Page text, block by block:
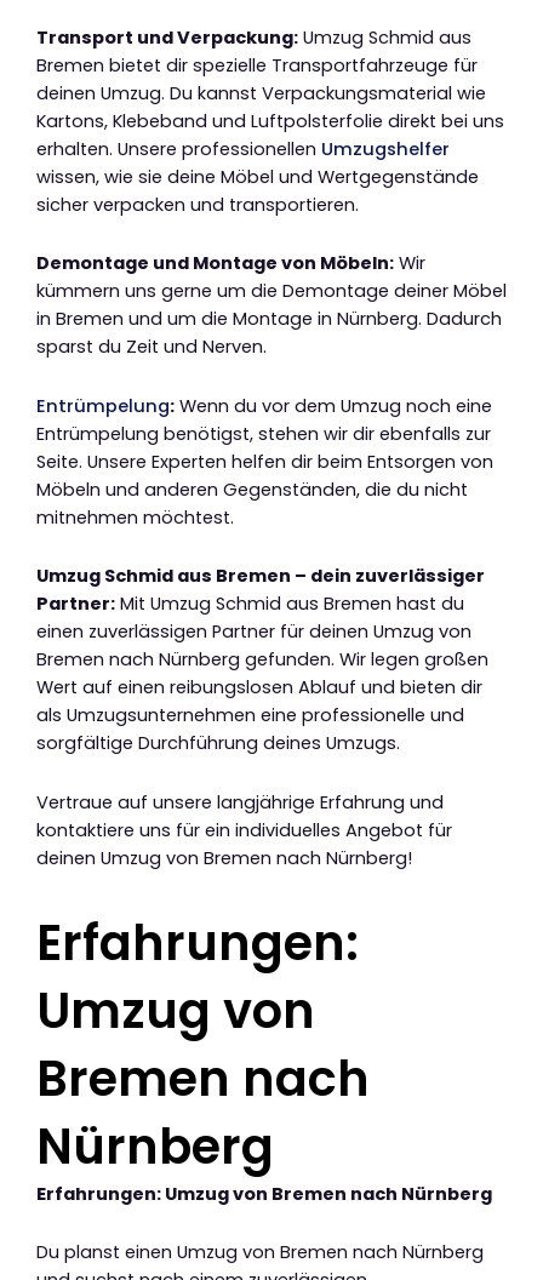
Transport und Verpackung: Umzug Schmid aus
Bremen bietet dir spezielle Transportfahrzeuge für
deinen Umzug. Du kannst Verpackungsmaterial wie
Kartons, Klebeband und Luftpolsterfolie direkt bei uns
erhalten. Unsere professionellen Umzugshelfer
wissen, wie sie deine Möbel und Wertgegenstände
sicher verpacken und transportieren.
Demontage und Montage von Möbeln: Wir
kümmern uns gerne um die Demontage deiner Möbel
in Bremen und um die Montage in Nürnberg. Dadurch
sparst du Zeit und Nerven.
Entrümpelung: Wenn du vor dem Umzug noch eine
Entrümpelung benötigst, stehen wir dir ebenfalls zur
Seite. Unsere Experten helfen dir beim Entsorgen von
Möbeln und anderen Gegenständen, die du nicht
mitnehmen möchtest.
Umzug Schmid aus Bremen – dein zuverlässiger
Partner: Mit Umzug Schmid aus Bremen hast du
einen zuverlässigen Partner für deinen Umzug von
Bremen nach Nürnberg gefunden. Wir legen großen
Wert auf einen reibungslosen Ablauf und bieten dir
als Umzugsunternehmen eine professionelle und
sorgfältige Durchführung deines Umzugs.
Vertraue auf unsere langjährige Erfahrung und
kontaktiere uns für ein individuelles Angebot für
deinen Umzug von Bremen nach Nürnberg!
Erfahrungen:
Umzug von
Bremen nach
Nürnberg
Erfahrungen: Umzug von Bremen nach Nürnberg
Du planst einen Umzug von Bremen nach Nürnberg